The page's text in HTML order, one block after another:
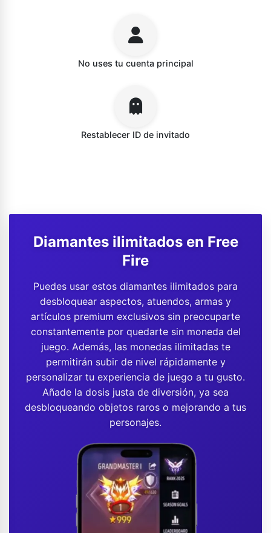
No uses tu cuenta principal
Restablecer ID de invitado
Diamantes ilimitados en Free
Fire
Puedes usar estos diamantes ilimitados para
desbloquear aspectos, atuendos, armas y
artículos premium exclusivos sin preocuparte
constantemente por quedarte sin moneda del
juego. Además, las monedas ilimitadas te
permitirán subir de nivel rápidamente y
personalizar tu experiencia de juego a tu gusto.
Añade la dosis justa de diversión, ya sea
desbloqueando objetos raros o mejorando a tus
personajes.